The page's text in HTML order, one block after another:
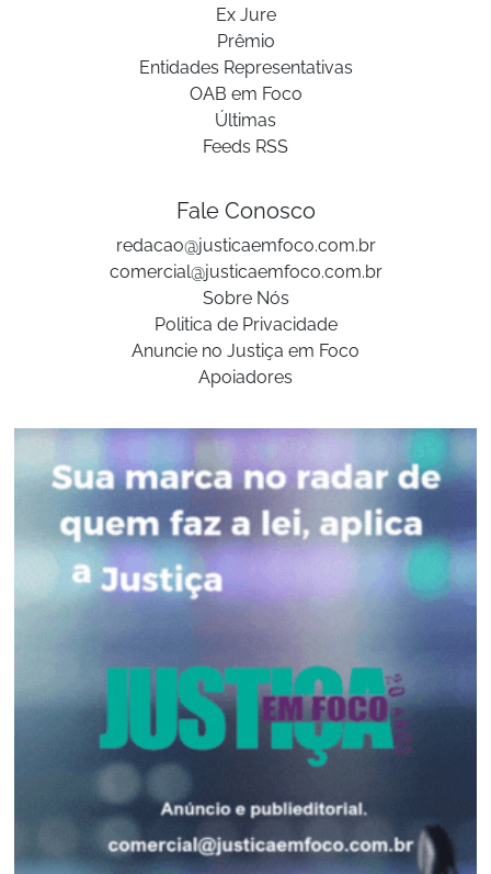
Ex Jure
Prêmio
Entidades Representativas
OAB em Foco
Últimas
Feeds RSS
Fale Conosco
redacao@justicaemfoco.com.br
comercial@justicaemfoco.com.br
Sobre Nós
Politica de Privacidade
Anuncie no Justiça em Foco
Apoiadores